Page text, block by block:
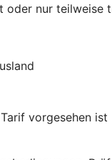
oder nur teilweise
vorgesehen ist